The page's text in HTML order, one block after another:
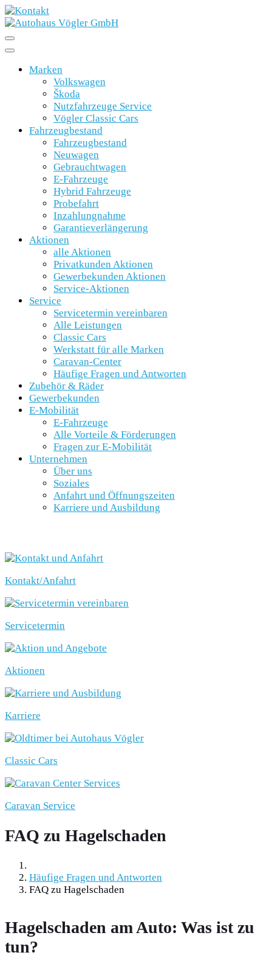
Marken
Volkswagen
Škoda
Nutzfahrzeuge Service
Vögler Classic Cars
Fahrzeugbestand
Fahrzeugbestand
Neuwagen
Gebrauchtwagen
E-Fahrzeuge
Hybrid Fahrzeuge
Probefahrt
Inzahlungnahme
Garantieverlängerung
Aktionen
alle Aktionen
Privatkunden Aktionen
Gewerbekunden Aktionen
Service-Aktionen
Service
Servicetermin vereinbaren
Alle Leistungen
Classic Cars
Werkstatt für alle Marken
Caravan-Center
Häufige Fragen und Antworten
Zubehör & Räder
Gewerbekunden
E-Mobilität
E-Fahrzeuge
Alle Vorteile & Förderungen
Fragen zur E-Mobilität
Unternehmen
Über uns
Soziales
Anfahrt und Öffnungszeiten
Karriere und Ausbildung
Kontakt/Anfahrt
Servicetermin
Aktionen
Karriere
Classic Cars
Caravan Service
FAQ zu Hagelschaden
Häufige Fragen und Antworten
FAQ zu Hagelschaden
Hagelschaden am Auto: Was ist zu
tun?